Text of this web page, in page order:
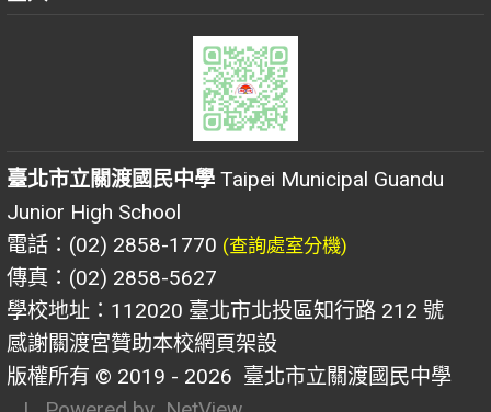
臺北市立關渡國民中學 Taipei Municipal Guandu
Junior High School
電話：(02) 2858-1770 (查詢處室分機)
傳真：(02) 2858-5627
學校地址：112020 臺北市北投區知行路 212 號
感謝關渡宮贊助本校網頁架設
版權所有 © 2019 - 2026 臺北市立關渡國民中學